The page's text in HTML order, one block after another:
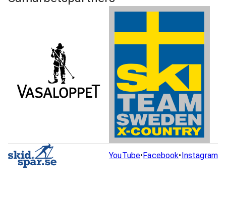
YouTube•Facebook•Instagram